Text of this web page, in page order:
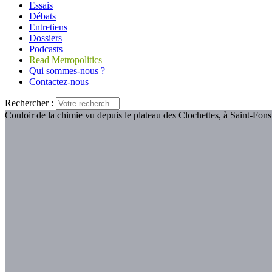
Essais
Débats
Entretiens
Dossiers
Podcasts
Read Metropolitics
Qui sommes-nous ?
Contactez-nous
Rechercher :
Couloir de la chimie vu depuis le plateau des Clochettes, à Saint-